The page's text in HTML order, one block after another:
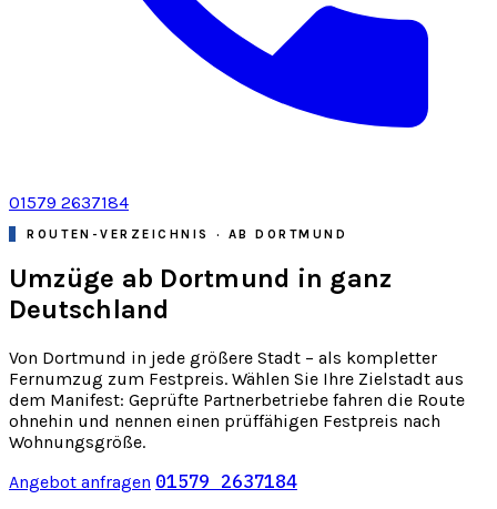
01579 2637184
ROUTEN-VERZEICHNIS · AB DORTMUND
Umzüge ab Dortmund in ganz
Deutschland
Von Dortmund in jede größere Stadt – als kompletter
Fernumzug zum Festpreis. Wählen Sie Ihre Zielstadt aus
dem Manifest: Geprüfte Partnerbetriebe fahren die Route
ohnehin und nennen einen prüffähigen Festpreis nach
Wohnungsgröße.
Angebot anfragen 01579 2637184